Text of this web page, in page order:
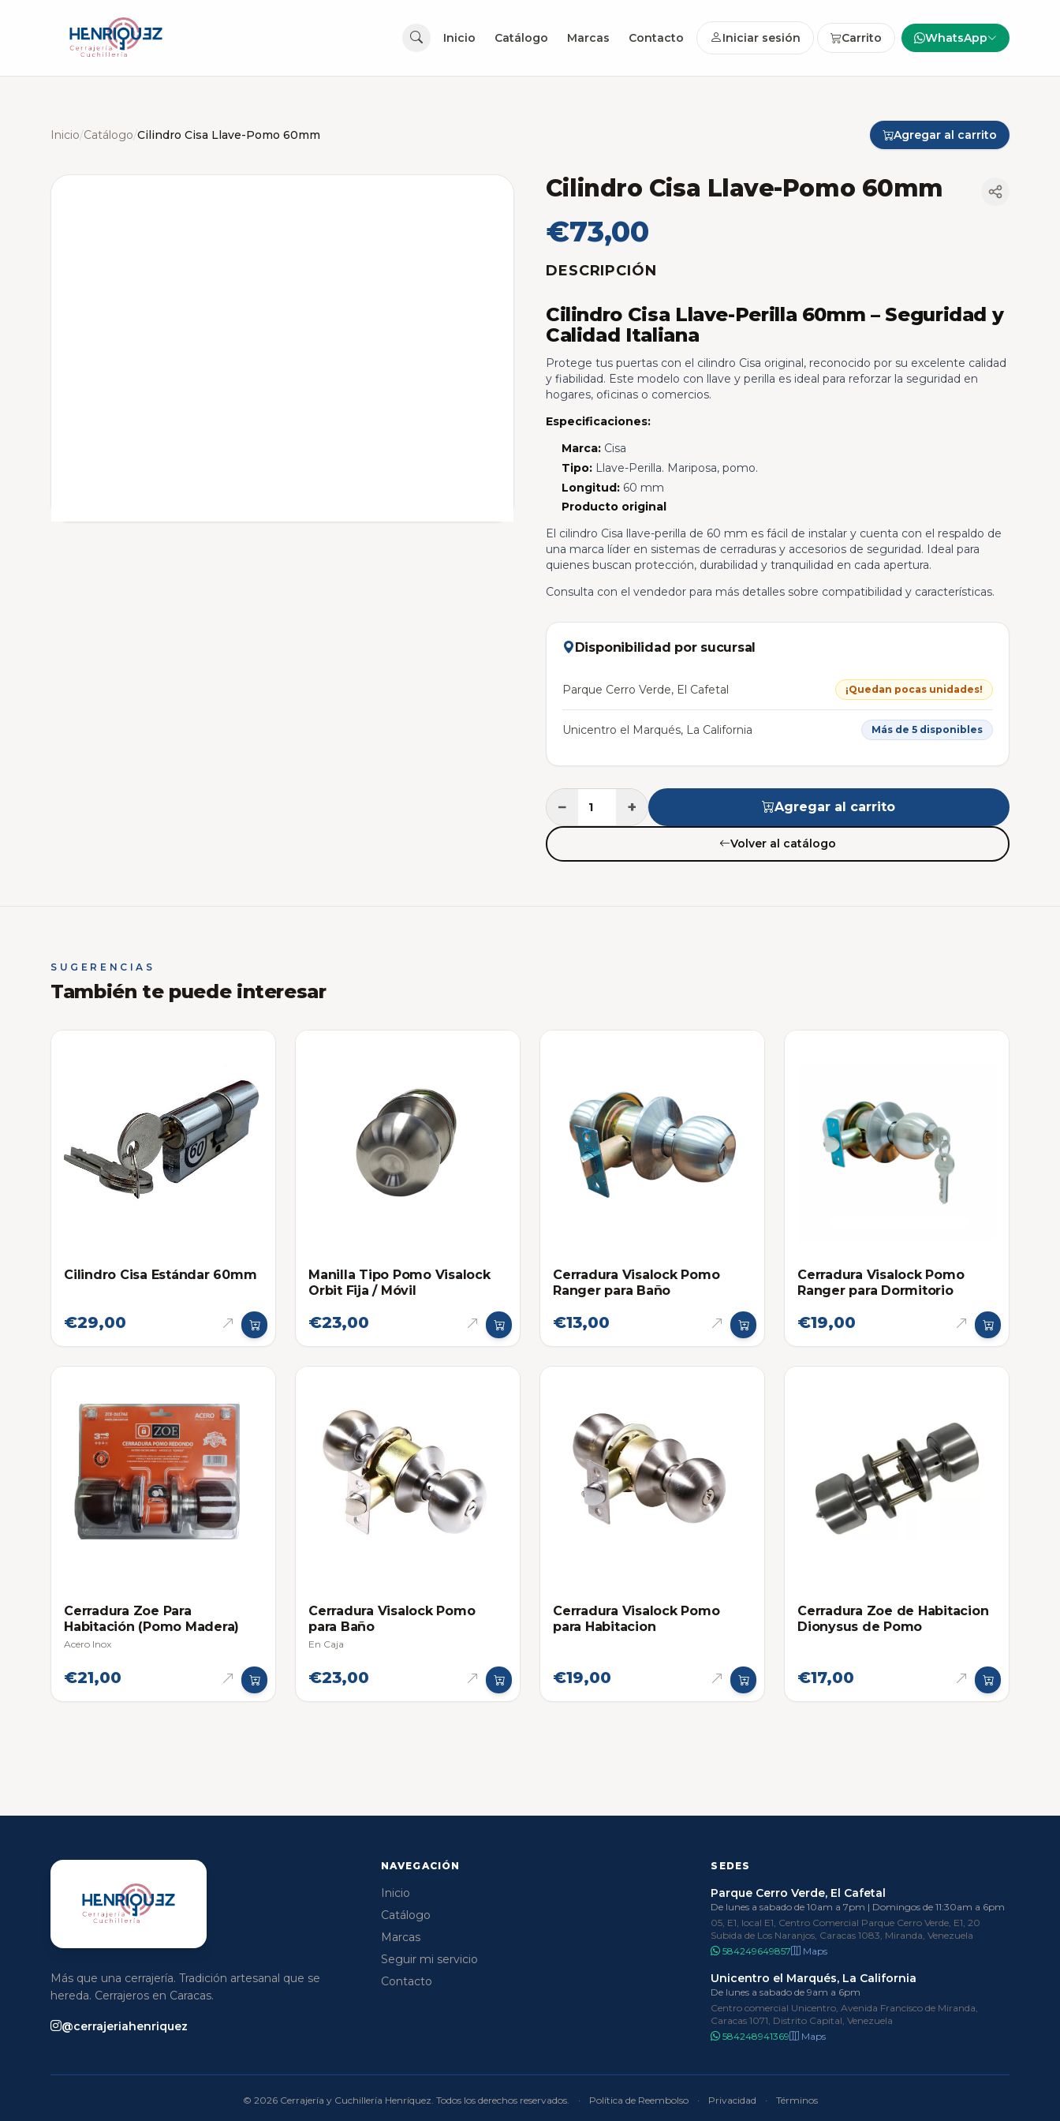
Inicio Catálogo Marcas Contacto Iniciar sesión Carrito WhatsApp
Inicio/Catálogo/Cilindro Cisa Llave-Pomo 60mm Agregar al carrito
Cilindro Cisa Llave-Pomo 60mm
€73,00
DESCRIPCIÓN
Cilindro Cisa Llave-Perilla 60mm – Seguridad y
Calidad Italiana
Protege tus puertas con el cilindro Cisa original, reconocido por su excelente calidad
y fiabilidad. Este modelo con llave y perilla es ideal para reforzar la seguridad en
hogares, oficinas o comercios.
Especificaciones:
Marca:Cisa
Tipo:Llave-Perilla. Mariposa, pomo.
Longitud:60 mm
Producto original
El cilindro Cisa llave-perilla de 60 mm es fácil de instalar y cuenta con el respaldo de
una marca líder en sistemas de cerraduras y accesorios de seguridad. Ideal para
quienes buscan protección, durabilidad y tranquilidad en cada apertura.
Consulta con el vendedor para más detalles sobre compatibilidad y características.
Disponibilidad por sucursal
Parque Cerro Verde, El Cafetal ¡Quedan pocas unidades!
Unicentro el Marqués, La California Más de 5 disponibles
− + Agregar al carrito
Volver al catálogo
SUGERENCIAS
También te puede interesar
Cilindro Cisa Estándar 60mm
€29,00
Manilla Tipo Pomo Visalock
Orbit Fija / Móvil
€23,00
Cerradura Visalock Pomo
Ranger para Baño
€13,00
Cerradura Visalock Pomo
Ranger para Dormitorio
€19,00
Cerradura Zoe Para
Habitación (Pomo Madera)
Acero Inox
€21,00
Cerradura Visalock Pomo
para Baño
En Caja
€23,00
Cerradura Visalock Pomo
para Habitacion
€19,00
Cerradura Zoe de Habitacion
Dionysus de Pomo
€17,00
Más que una cerrajería. Tradición artesanal que se
hereda. Cerrajeros en Caracas.
@cerrajeriahenriquez
NAVEGACIÓN
Inicio
Catálogo
Marcas
Seguir mi servicio
Contacto
SEDES
Parque Cerro Verde, El Cafetal
De lunes a sabado de 10am a 7pm | Domingos de 11:30am a 6pm
05, E1, local E1, Centro Comercial Parque Cerro Verde, E1, 20
Subida de Los Naranjos, Caracas 1083, Miranda, Venezuela
584249649857
Maps
Unicentro el Marqués, La California
De lunes a sabado de 9am a 6pm
Centro comercial Unicentro, Avenida Francisco de Miranda,
Caracas 1071, Distrito Capital, Venezuela
584248941369
Maps
© 2026 Cerrajería y Cuchillería Henríquez. Todos los derechos reservados. · Política de Reembolso · Privacidad · Términos